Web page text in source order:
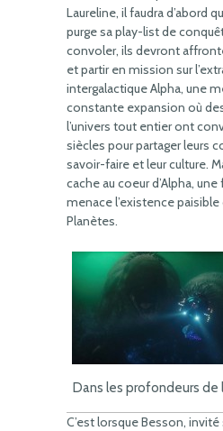
Laureline, il faudra d’abord
purge sa play-list de
convoler, ils devront
et partir en mission sur
intergalactique Alpha, une
constante expansion où
l’univers tout entier ont
siècles pour partager leurs
savoir-faire et leur culture.
cache au coeur d’Alpha,
menace l’existence
Planètes.
Dans les profondeurs de
C’est lorsque Besson, invité